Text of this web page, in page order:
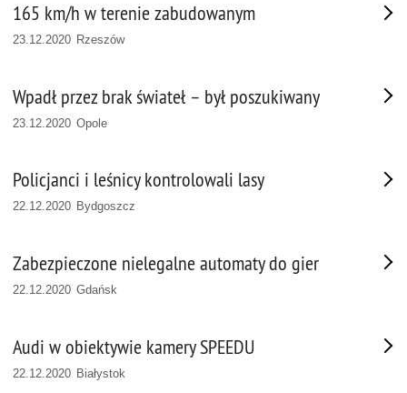
165 km/h w terenie zabudowanym
23.12.2020 Rzeszów
Wpadł przez brak świateł – był poszukiwany
23.12.2020 Opole
Policjanci i leśnicy kontrolowali lasy
22.12.2020 Bydgoszcz
Zabezpieczone nielegalne automaty do gier
22.12.2020 Gdańsk
Audi w obiektywie kamery SPEEDU
22.12.2020 Białystok